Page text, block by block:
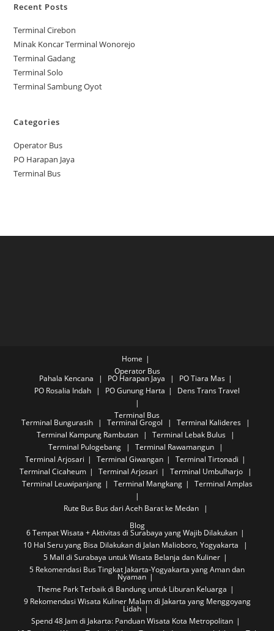
Recent Posts
Terminal Cirebon
Minak Koncar Terminal Wonorejo
Terminal Gadang
Terminal Solo
Terminal Sambung Oyot
Categories
Operator Bus
PO Harapan Jaya
Terminal Bus
Home
Operator Bus
Pahala Kencana PO Harapan Jaya
PO Tiara Mas
PO Rosalia Indah
PO Gunung Harta Dens Trans Travel
Terminal Bus
Terminal Bungurasih Terminal Grogol
Terminal Kalideres
Terminal Kampung Rambutan
Terminal Lebak Bulus
Terminal Pulogebang
Terminal Rawamangun
Terminal Arjosari
Terminal Giwangan
Terminal Tirtonadi
Terminal Cicaheum
Terminal Arjosari
Terminal Umbulharjo
Terminal Leuwipanjang
Terminal Mangkang Terminal Amplas
Rute Bus Bus dari Aceh Barat ke Medan
Blog
6 Tempat Wisata + Aktivitas di Surabaya yang Wajib Dilakukan
10 Hal Seru yang Bisa Dilakukan di Jalan Malioboro, Yogyakarta
5 Mall di Surabaya untuk Wisata Belanja dan Kuliner
5 Rekomendasi Bus Tingkat Jakarta-Yogyakarta yang Aman dan
Nyaman
Theme Park Terbaik di Bandung untuk Liburan Keluarga
9 Rekomendasi Wisata Kuliner Malam di Jakarta yang Menggoyang
Lidah
Spend 48 Jam di Jakarta: Panduan Wisata Kota Metropolitan